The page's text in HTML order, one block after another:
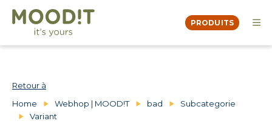
PRODUITS
CONTACT
Retour à
Home
Webhop | MOOD!T bad
Subcategorie
Variant